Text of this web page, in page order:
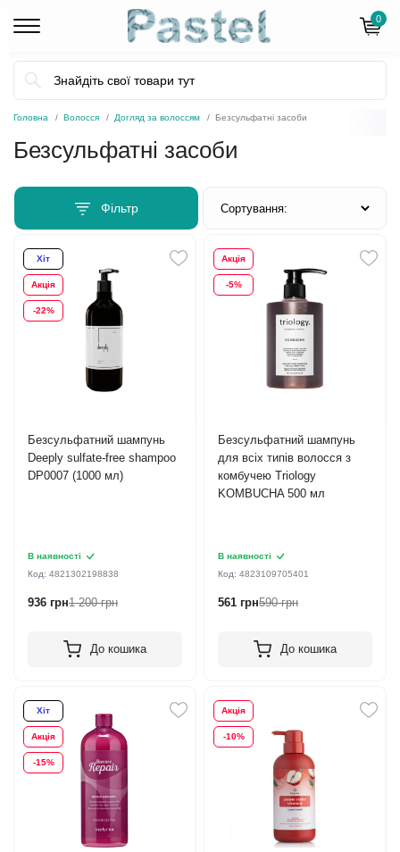
0
Головна Волосся Догляд за волоссям Безсульфатні засоби
Безсульфатні засоби
Фільтр
Хіт
Акція
-22%
Безсульфатний шампунь
Deeply sulfate-free shampoo
DP0007 (1000 мл)
В наявності
Код: 4821302198838
936 грн1 200 грн
До кошика
Акція
-5%
Безсульфатний шампунь
для всіх типів волосся з
комбучею Triology
KOMBUCHA 500 мл
В наявності
Код:4823109705401
561 грн590 грн
До кошика
Хіт
Акція
-15%
Акція
-10%